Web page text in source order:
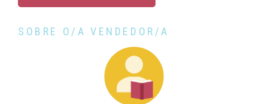
SOBRE O/A VENDEDOR/A